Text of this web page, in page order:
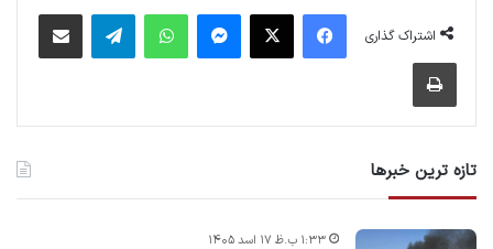
اشتراک گذاری
فیس بوک X پیام رسان واتس آپ تلگرام اشتراک گذاری از طریق ایمیل
چاپ
تازه ترین خبرها
۱:۳۳ ب.ظ ۱۷ اسد ۱۴۰۵